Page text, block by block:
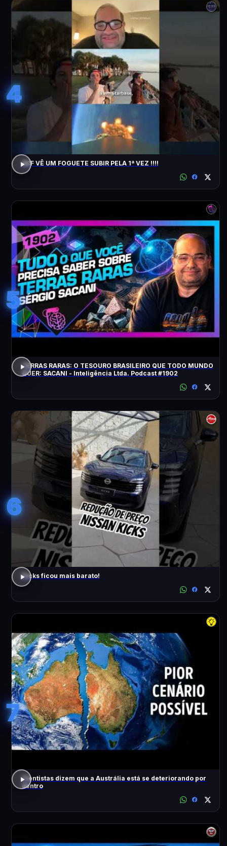
4
ACF VÊ UM FOGUETE SUBIR PELA 1ª VEZ !!!!
5
TERRAS RARAS: O TESOURO BRASILEIRO QUE TODO MUNDO
QUER: SACANI - Inteligência Ltda. Podcast #1902
6
Kicks ficou mais barato!
7
Cientistas dizem que a Austrália está se deteriorando por
dentro